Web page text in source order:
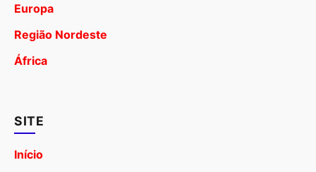
Europa
Região Nordeste
África
SITE
Início